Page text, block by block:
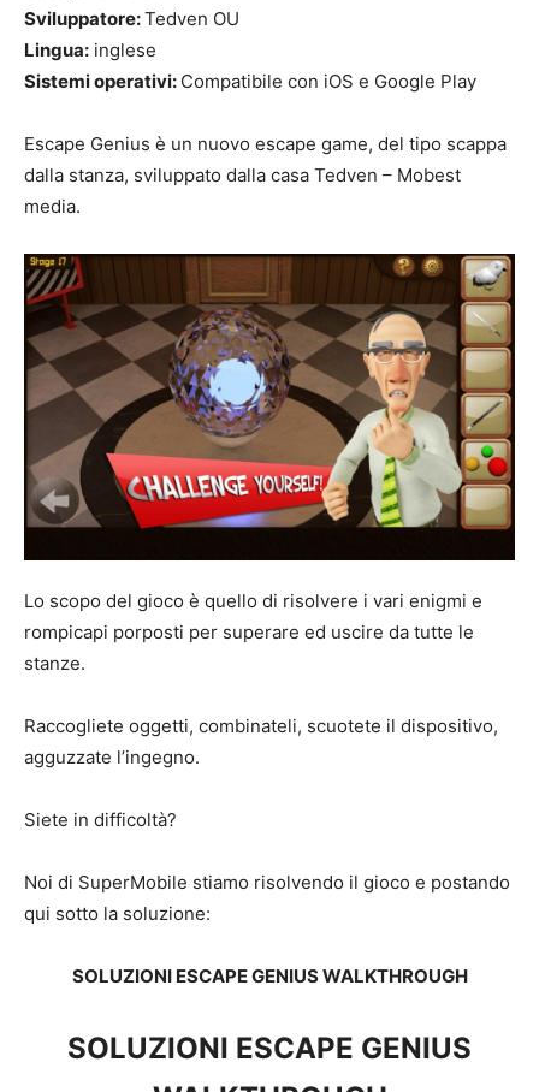
Sviluppatore:Tedven OU
Lingua: inglese
Sistemi operativi: Compatibile con iOS e Google Play
Escape Genius è un nuovo escape game, del tipo scappa
dalla stanza, sviluppato dalla casa Tedven – Mobest
media.
Lo scopo del gioco è quello di risolvere i vari enigmi e
rompicapi porposti per superare ed uscire da tutte le
stanze.
Raccogliete oggetti, combinateli, scuotete il dispositivo,
agguzzate l’ingegno.
Siete in difficoltà?
Noi di SuperMobile stiamo risolvendo il gioco e postando
qui sotto la soluzione:
SOLUZIONI ESCAPE GENIUS WALKTHROUGH
SOLUZIONI ESCAPE GENIUS